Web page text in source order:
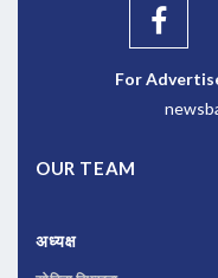
For
OUR TEAM
अध्यक्ष